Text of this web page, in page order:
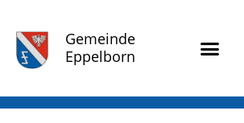
Gemeinde
Eppelborn